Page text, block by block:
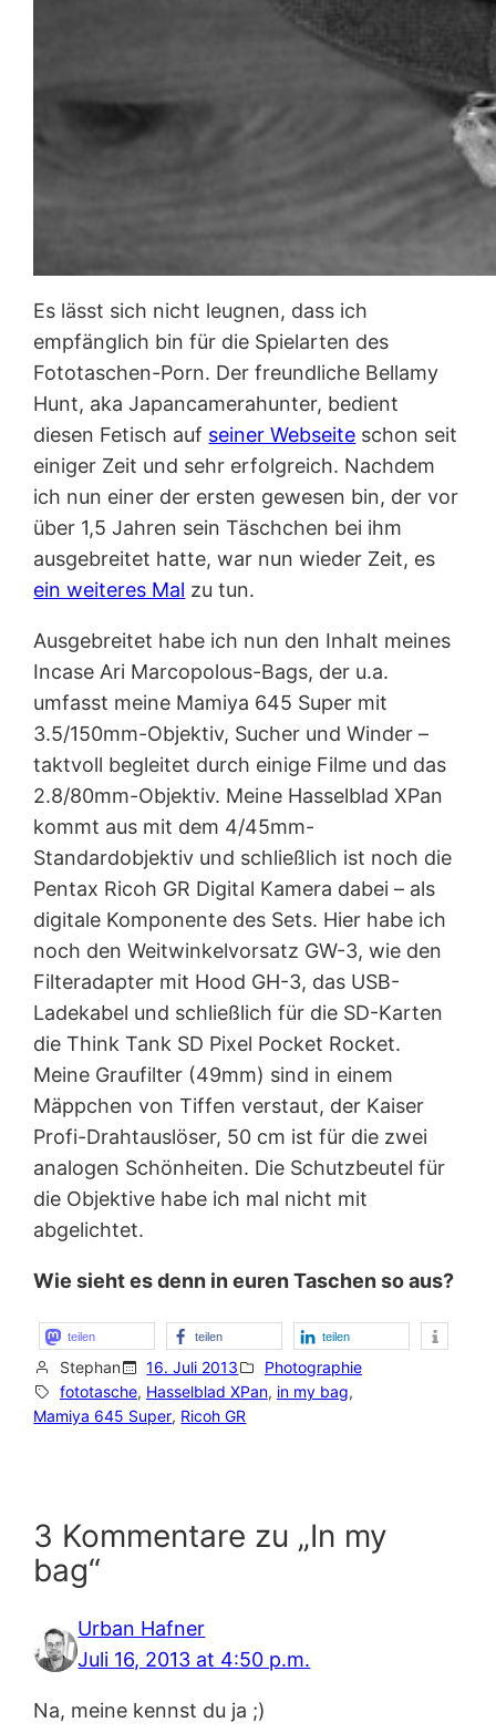
Es lässt sich nicht leugnen, dass ich
empfänglich bin für die Spielarten des
Fototaschen-Porn. Der freundliche Bellamy
Hunt, aka Japancamerahunter, bedient
diesen Fetisch auf seiner Webseite schon seit
einiger Zeit und sehr erfolgreich. Nachdem
ich nun einer der ersten gewesen bin, der vor
über 1,5 Jahren sein Täschchen bei ihm
ausgebreitet hatte, war nun wieder Zeit, es
ein weiteres Mal zu tun.
Ausgebreitet habe ich nun den Inhalt meines
Incase Ari Marcopolous-Bags, der u.a.
umfasst meine Mamiya 645 Super mit
3.5/150mm-Objektiv, Sucher und Winder –
taktvoll begleitet durch einige Filme und das
2.8/80mm-Objektiv. Meine Hasselblad XPan
kommt aus mit dem 4/45mm-
Standardobjektiv und schließlich ist noch die
Pentax Ricoh GR Digital Kamera dabei – als
digitale Komponente des Sets. Hier habe ich
noch den Weitwinkelvorsatz GW-3, wie den
Filteradapter mit Hood GH-3, das USB-
Ladekabel und schließlich für die SD-Karten
die Think Tank SD Pixel Pocket Rocket.
Meine Graufilter (49mm) sind in einem
Mäppchen von Tiffen verstaut, der Kaiser
Profi-Drahtauslöser, 50 cm ist für die zwei
analogen Schönheiten. Die Schutzbeutel für
die Objektive habe ich mal nicht mit
abgelichtet.
Wie sieht es denn in euren Taschen so aus?
teilen teilen teilen
Stephan 16. Juli 2013
Photographie
fototasche, Hasselblad XPan, in my bag,
Mamiya 645 Super, Ricoh GR
3 Kommentare zu „In my
bag“
Urban Hafner
Juli 16, 2013 at 4:50 p.m.
Na, meine kennst du ja ;)